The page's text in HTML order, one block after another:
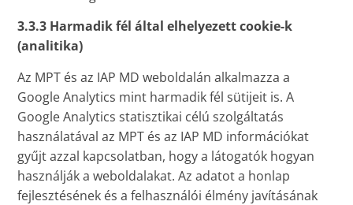
3.3.3 Harmadik fél által elhelyezett cookie-k
(analitika)
Az MPT és az IAP MD weboldalán alkalmazza a
Google Analytics mint harmadik fél sütijeit is. A
Google Analytics statisztikai célú szolgáltatás
használatával az MPT és az IAP MD információkat
gyűjt azzal kapcsolatban, hogy a látogatók hogyan
használják a weboldalakat. Az adatot a honlap
fejlesztésének és a felhasználói élmény javításának